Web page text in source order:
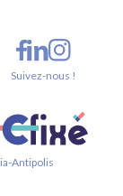
Antipolis
Suivez-nous !